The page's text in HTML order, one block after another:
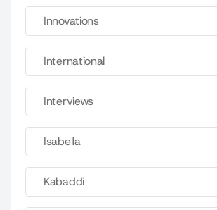
Innovations
International
Interviews
Isabella
Kabaddi